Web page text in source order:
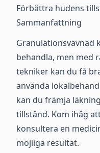
Förbättra hudens
Sammanfattning
Granulationsvävnad
behandla, men med
tekniker kan du få
använda
kan du främja
tillstånd. Kom ihåg
konsultera en
möjliga resultat.